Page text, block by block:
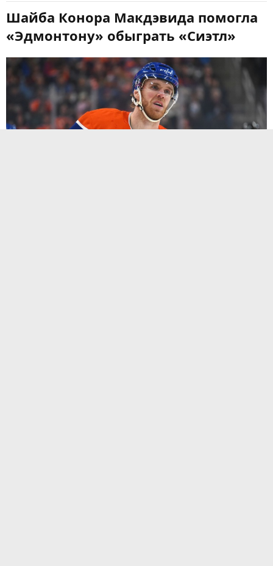
Шайба Конора Макдэвида помогла
«Эдмонтону» обыграть «Сиэтл»